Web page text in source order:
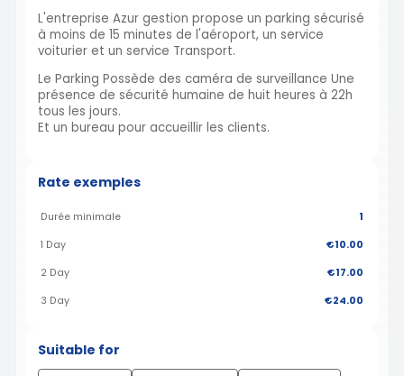
L'entreprise Azur gestion propose un parking sécurisé
à moins de 15 minutes de l'aéroport, un service
voiturier et un service Transport.
Le Parking Possède des caméra de surveillance Une
présence de sécurité humaine de huit heures à 22h
tous les jours.
Et un bureau pour accueillir les clients.
Rate exemples
Durée minimale 1
1 Day €10.00
2 Day €17.00
3 Day €24.00
Suitable for